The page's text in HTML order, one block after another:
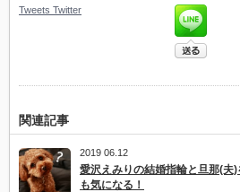
Tweets Twitter
関連記事
2019 06.12
愛沢えみりの結婚指輪と旦那(夫
も気になる！